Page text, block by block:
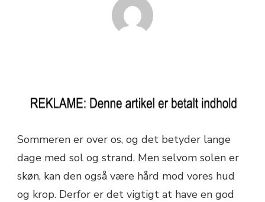
Sommeren er over os, og det betyder lange
dage med sol og strand. Men selvom solen er
skøn, kan den også være hård mod vores hud
og krop. Derfor er det vigtigt at have en god